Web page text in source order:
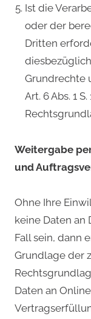
Ist die
oder der
Dritten
Grundrechte
Art. 6 Abs. 1
Weitergabe
und
Ohne Ihre
keine Daten an
Fall sein, dann
Grundlage der
Daten an